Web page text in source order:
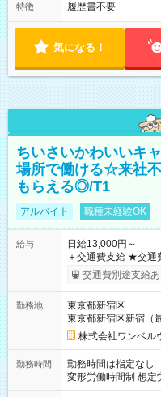
特徴 履歴書不要
気になる！
ちいさいかわいいキ
場所で働ける☆来社
もらえる◎/T1
アルバイト 職種未経験OK
給与
日給13,000円～
＋交通費支給 ★交通費全額支給！ ┗案件により規定あり ★日払
いOK！（規定あり
ンビニATMから 日払い分
交通費別途支給あ
勤務地
東京都新宿区
東京都新宿区新宿（
株式会社ワンベル
勤務時間
勤務時間は指定なし
変形労働時間制 想定労働時間
～21：00